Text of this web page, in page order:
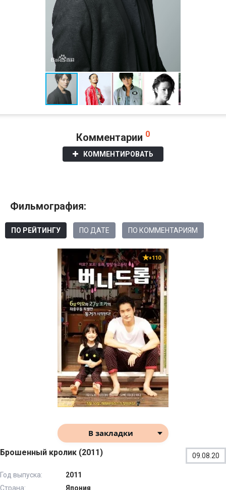
Комментарии 0
КОММЕНТИРОВАТЬ
Фильмография:
ПО РЕЙТИНГУ ПО ДАТЕ ПО КОММЕНТАРИЯМ
+110
В закладки
Брошенный кролик (2011) 09.08.20
Год выпуска:
2011
Страна:
Япония